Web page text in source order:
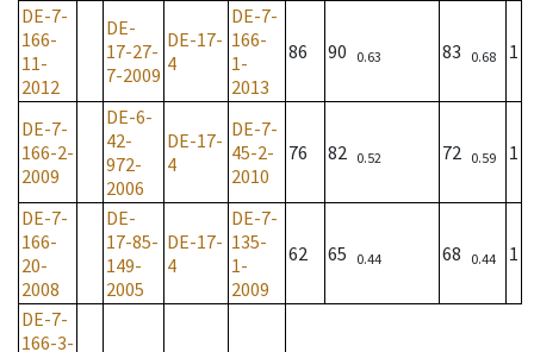
DE-7-
166-
11-
2012
DE-
17-27-
7-2009
DE-17-
4
DE-7-
166-
1-
2013
86 90 0.63 83 0.68 1
DE-7-
166-2-
2009
DE-6-
42-
972-
2006
DE-17-
4
DE-7-
45-2-
2010
76 82 0.52 72 0.59 1
DE-7-
166-
20-
2008
DE-
17-85-
149-
2005
DE-17-
4
DE-7-
135-
1-
2009
62 65 0.44 68 0.44 1
DE-7-
166-3-